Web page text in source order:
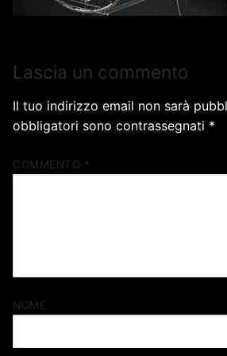
Lascia un commento
Il tuo indirizzo email non sarà
obbligatori sono contrassegnati *
COMMENTO *
NOME